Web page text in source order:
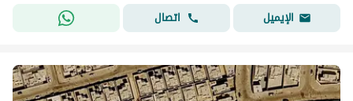
الإيميل
اتصال